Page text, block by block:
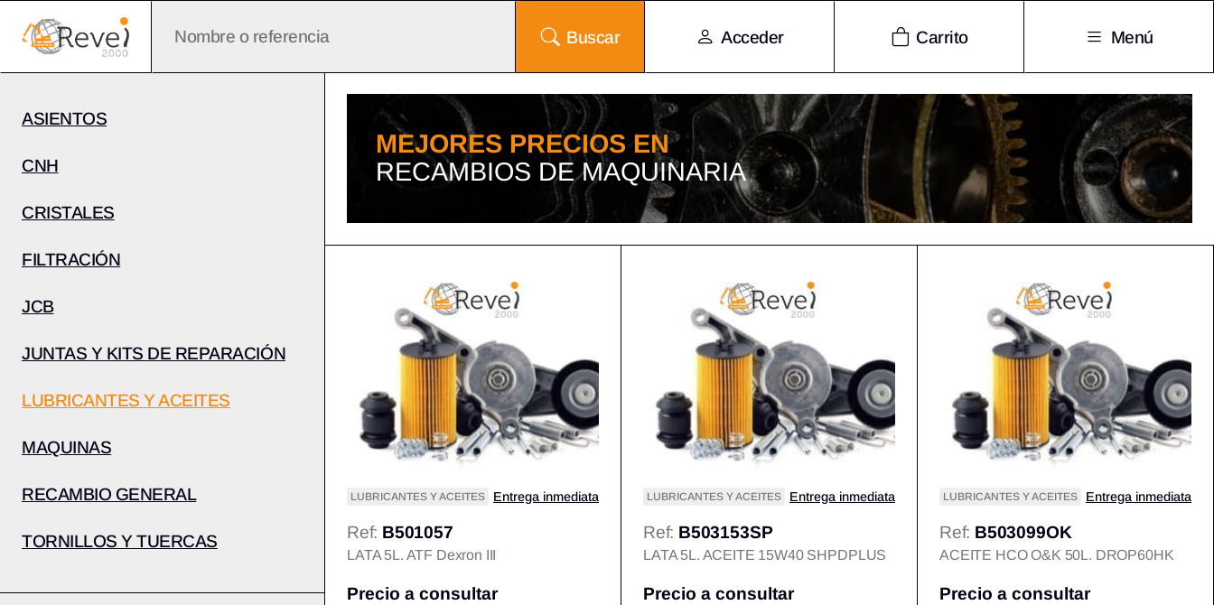
Buscar Acceder Carrito Menú
ASIENTOS
CNH
CRISTALES
FILTRACIÓN
JCB
JUNTAS Y KITS DE REPARACIÓN
LUBRICANTES Y ACEITES
MAQUINAS
RECAMBIO GENERAL
TORNILLOS Y TUERCAS
MEJORES PRECIOS EN
RECAMBIOS DE MAQUINARIA
LUBRICANTES Y ACEITES Entrega inmediata
Ref: B501057
LATA 5L. ATF Dexron III
Precio a consultar
LUBRICANTES Y ACEITES Entrega inmediata
Ref: B503153SP
LATA 5L. ACEITE 15W40 SHPDPLUS
Precio a consultar
LUBRICANTES Y ACEITES Entrega inmediata
Ref: B503099OK
ACEITE HCO O&K 50L. DROP60HK
Precio a consultar